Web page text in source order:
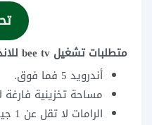
متطلبات تشغيل bee tv للاندرويد
أندرويد 5 فما فوق.
مساحة تخزينية فارغة لا تقل عن
الرامات لا تقل عن 1 جيجا